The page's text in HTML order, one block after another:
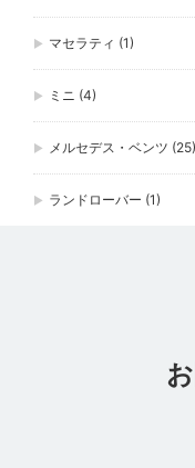
マセラティ (1)
ミニ (4)
メルセデス・ベンツ (25)
ランドローバー (1)